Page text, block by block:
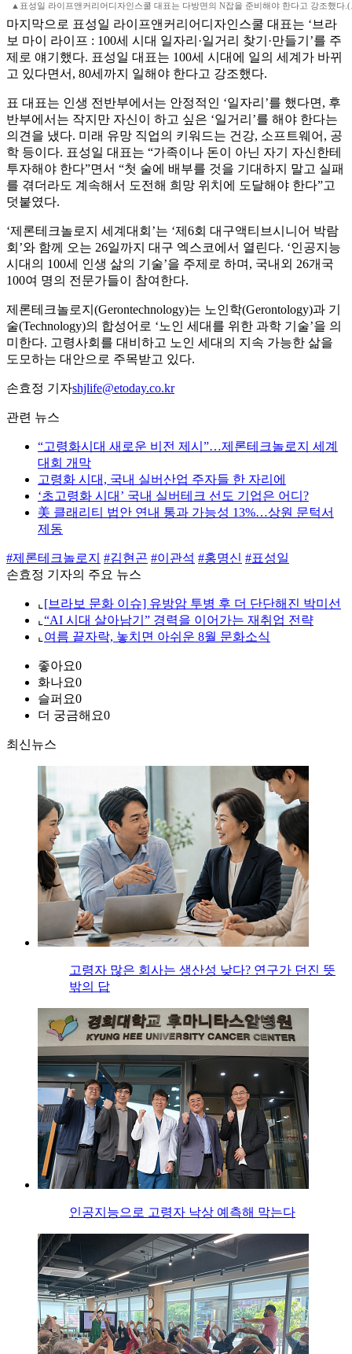
▲표성일 라이프앤커리어디자인스쿨 대표는 다방면의 N잡을 준비해야 한다고 강조했다
마지막으로 표성일 라이프앤커리어디자인스쿨 대표는 ‘브라
보 마이 라이프 : 100세 시대 일자리·일거리 찾기·만들기’를 주
제로 얘기했다. 표성일 대표는 100세 시대에 일의 세계가 바뀌
고 있다면서, 80세까지 일해야 한다고 강조했다.
표 대표는 인생 전반부에서는 안정적인 ‘일자리’를 했다면, 후
반부에서는 작지만 자신이 하고 싶은 ‘일거리’를 해야 한다는
의견을 냈다. 미래 유망 직업의 키워드는 건강, 소프트웨어, 공
학 등이다. 표성일 대표는 “가족이나 돈이 아닌 자기 자신한테
투자해야 한다”면서 “첫 술에 배부를 것을 기대하지 말고 실패
를 겪더라도 계속해서 도전해 희망 위치에 도달해야 한다”고
덧붙였다.
‘제론테크놀로지 세계대회’는 ‘제6회 대구액티브시니어 박람
회’와 함께 오는 26일까지 대구 엑스코에서 열린다. ‘인공지능
시대의 100세 인생 삶의 기술’을 주제로 하며, 국내외 26개국
100여 명의 전문가들이 참여한다.
제론테크놀로지(Gerontechnology)는 노인학(Gerontology)과 기
술(Technology)의 합성어로 ‘노인 세대를 위한 과학 기술’을 의
미한다. 고령사회를 대비하고 노인 세대의 지속 가능한 삶을
도모하는 대안으로 주목받고 있다.
손효정 기자shjlife@etoday.co.kr
관련 뉴스
“고령화시대 새로운 비전 제시”…제론테크놀로지 세계
대회 개막
고령화 시대, 국내 실버산업 주자들 한 자리에
‘초고령화 시대’ 국내 실버테크 선도 기업은 어디?
美 클래리티 법안 연내 통과 가능성 13%…상원 문턱서
제동
#제론테크놀로지 #김현곤 #이관석 #홍명신 #표성일
손효정 기자의 주요 뉴스
⌞ [브라보 문화 이슈] 유방암 투병 후 더 단단해진 박미선
⌞ “AI 시대 살아남기” 경력을 이어가는 재취업 전략
⌞ 여름 끝자락, 놓치면 아쉬운 8월 문화소식
좋아요0
화나요0
슬퍼요0
더 궁금해요0
최신뉴스
고령자 많은 회사는 생산성 낮다? 연구가 던진 뜻
밖의 답
인공지능으로 고령자 낙상 예측해 막는다